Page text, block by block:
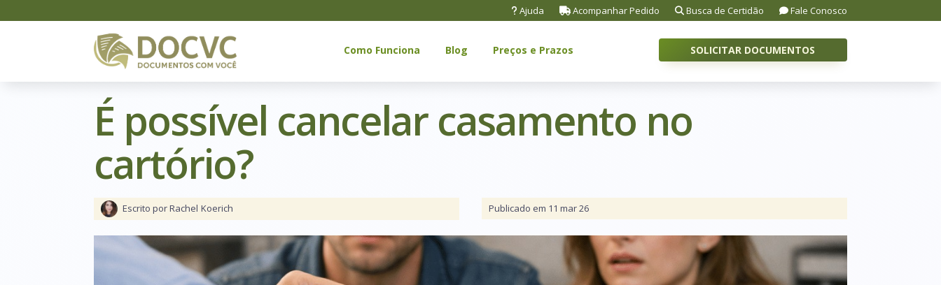
Ajuda Acompanhar Pedido Busca de Certidão Fale Conosco
Como Funciona Blog Preços e Prazos SOLICITAR DOCUMENTOS
É possível cancelar casamento no
cartório?
Escrito por Rachel Koerich Publicado em 11 mar 26